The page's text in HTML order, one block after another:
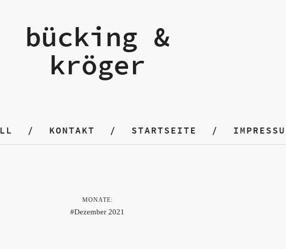
bücking &
kröger
KONTAKT STARTSEITE
MONATE:
Dezember 2021